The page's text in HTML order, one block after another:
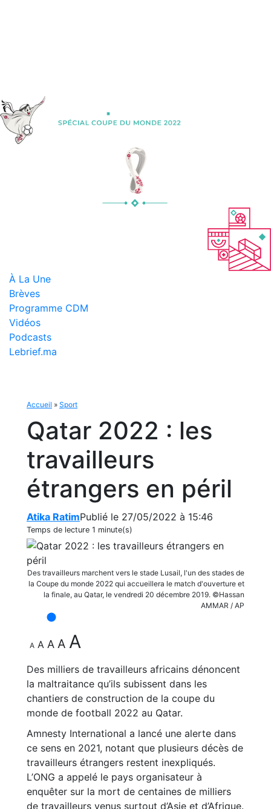
À La Une
Brèves
Programme CDM
Vidéos
Podcasts
Lebrief.ma
Accueil » Sport
Qatar 2022 : les
travailleurs
étrangers en péril
Atika RatimPublié le 27/05/2022 à 15:46
Temps de lecture 1 minute(s)
Des travailleurs marchent vers le stade Lusail, l'un des stades de
la Coupe du monde 2022 qui accueillera le match d'ouverture et
la finale, au Qatar, le vendredi 20 décembre 2019. ©Hassan
AMMAR / AP
A A A A A
Des milliers de travailleurs africains dénoncent
la maltraitance qu’ils subissent dans les
chantiers de construction de la coupe du
monde de football 2022 au Qatar.
Amnesty International a lancé une alerte dans
ce sens en 2021, notant que plusieurs décès de
travailleurs étrangers restent inexpliqués.
L’ONG a appelé le pays organisateur à
enquêter sur la mort de centaines de milliers
de travailleurs venus surtout d’Asie et d’Afrique.